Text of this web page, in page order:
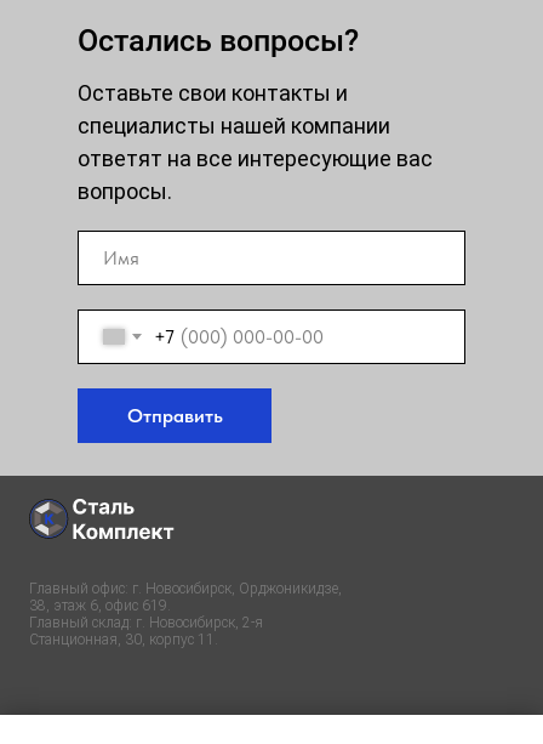
+7
Отправить
Остались вопросы?
Оставьте свои контакты и
специалисты нашей компании
ответят на все интересующие вас
вопросы.
Главный офис: г. Новосибирск, Орджоникидзе,
38, этаж 6, офис 619.
Главный склад: г. Новосибирск, 2-я
Cтанционная, 30, корпус 11.